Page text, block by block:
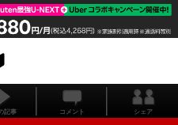
記事 コメント シェア